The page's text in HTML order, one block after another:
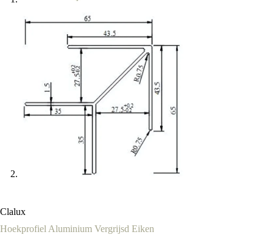
Clalux
Hoekprofiel Aluminium Vergrijsd Eiken